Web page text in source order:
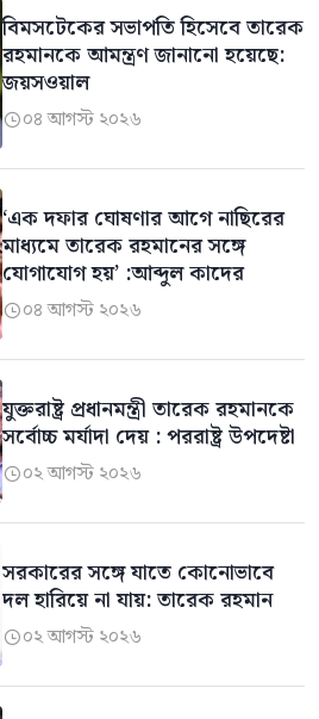
বিমসটেকের সভাপতি হিসেবে তারেক
রহমানকে আমন্ত্রণ জানানো হয়েছে:
জয়সওয়াল
০৪ আগস্ট ২০২৬
‘এক দফার ঘোষণার আগে নাছিরের
মাধ্যমে তারেক রহমানের সঙ্গে
যোগাযোগ হয়’ :আব্দুল কাদের
০৪ আগস্ট ২০২৬
যুক্তরাষ্ট্র প্রধানমন্ত্রী তারেক রহমানকে
সর্বোচ্চ মর্যাদা দেয় : পররাষ্ট্র উপদেষ্টা
০২ আগস্ট ২০২৬
সরকারের সঙ্গে যাতে কোনোভাবে
দল হারিয়ে না যায়: তারেক রহমান
০২ আগস্ট ২০২৬